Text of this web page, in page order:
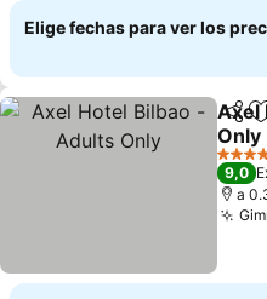
Elige fechas para ver los
Axel
Only
Ver
4
9,0
a